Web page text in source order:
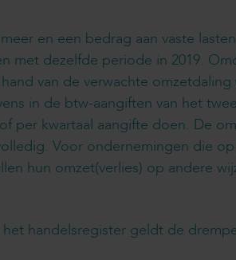
en een bedrag aan vaste
met dezelfde periode in 2019.
van de verwachte
in de btw-aangiften van het
per kwartaal aangifte doen. De
Voor ondernemingen die
hun omzet(verlies) op andere
handelsregister geldt de